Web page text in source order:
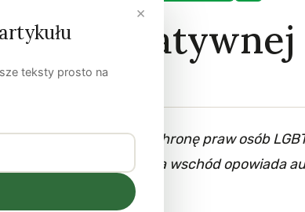
, wzmacniającym ochronę praw osób
Unii Europejskiej na wschód opowiada
Lunacek.
×
teksty prosto na